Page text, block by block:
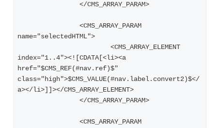
   		</CMS_ARRAY_PARAM>
name="selectedHTML">
index="1..4"><![CDATA[<li><a
href="$CMS_REF(#nav.ref)$"
class="high">$CMS_VALUE(#nav.label.convert2)$</
a></li>]]></CMS_ARRAY_ELEMENT>
   		</CMS_ARRAY_PARAM>